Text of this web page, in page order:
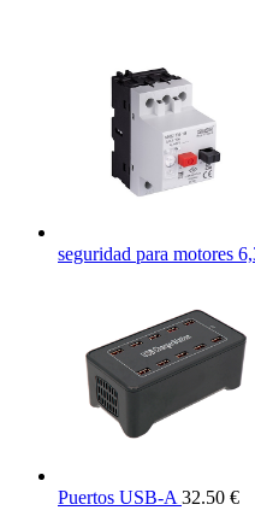
seguridad para motores
Puertos USB-A 32.50 €